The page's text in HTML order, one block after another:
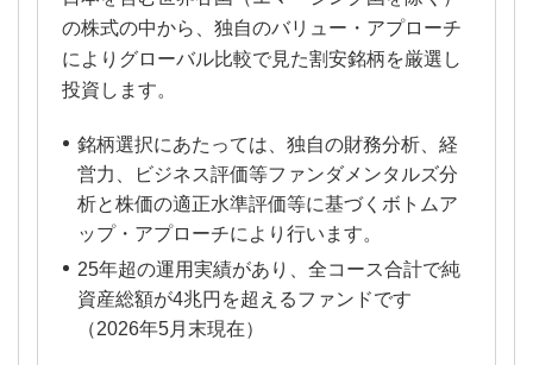
の株式の中から、独自のバリュー・アプローチ
によりグローバル比較で見た割安銘柄を厳選し
投資します。
銘柄選択にあたっては、独自の財務分析、経
営力、ビジネス評価等ファンダメンタルズ分
析と株価の適正水準評価等に基づくボトムア
ップ・アプローチにより行います。
25年超の運用実績があり、全コース合計で純
資産総額が4兆円を超えるファンドです
（2026年5月末現在）